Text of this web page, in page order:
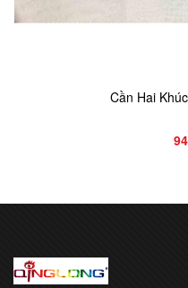
Cần Hai